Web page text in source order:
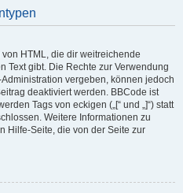
HTML, die dir weitreichende
Text gibt. Die Rechte zur Verwendung
vergeben, können jedoch
deaktiviert werden. BBCode ist
Tags von eckigen („[“ und „]“) statt
Weitere Informationen zu
Hilfe-Seite, die von der Seite zur